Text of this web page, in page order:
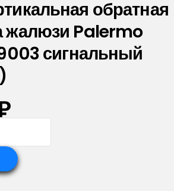
обратная
жалюзи Palermo
сигнальный